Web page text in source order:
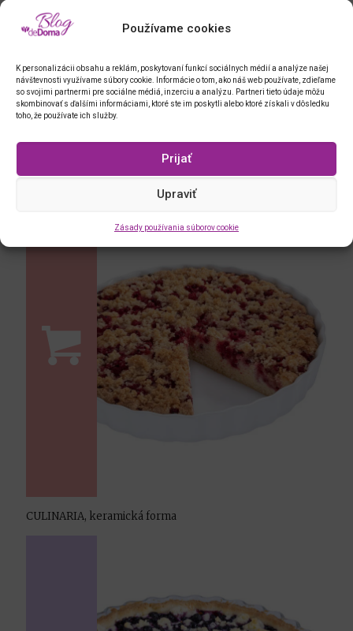
Používame cookies
K personalizácii obsahu a reklám, poskytovaní funkcí sociálnych médií a analýze našej
návštevnosti využívame súbory cookie. Informácie o tom, ako náš web používate, zdieľame
so svojimi partnermi pre sociálne médiá, inzerciu a analýzu. Partneri tieto údaje môžu
skombinovať s ďalšími informáciami, ktoré ste im poskytli alebo ktoré získali v dôsledku
toho, že používate ich služby.
Prijať
Upraviť
Zásady používania súborov cookie
silikónová forma, sklenené dno
CULINARIA, keramická forma